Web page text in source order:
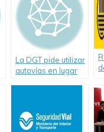
La DGT pide utilizar
autovías en lugar